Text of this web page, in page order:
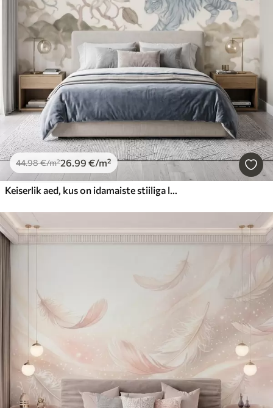
44.98€/m²26.99 €/m²
Keiserlik aed, kus on idamaiste stiiliga loomad – ahv, leopard, tiiger, paabulind ja kurg